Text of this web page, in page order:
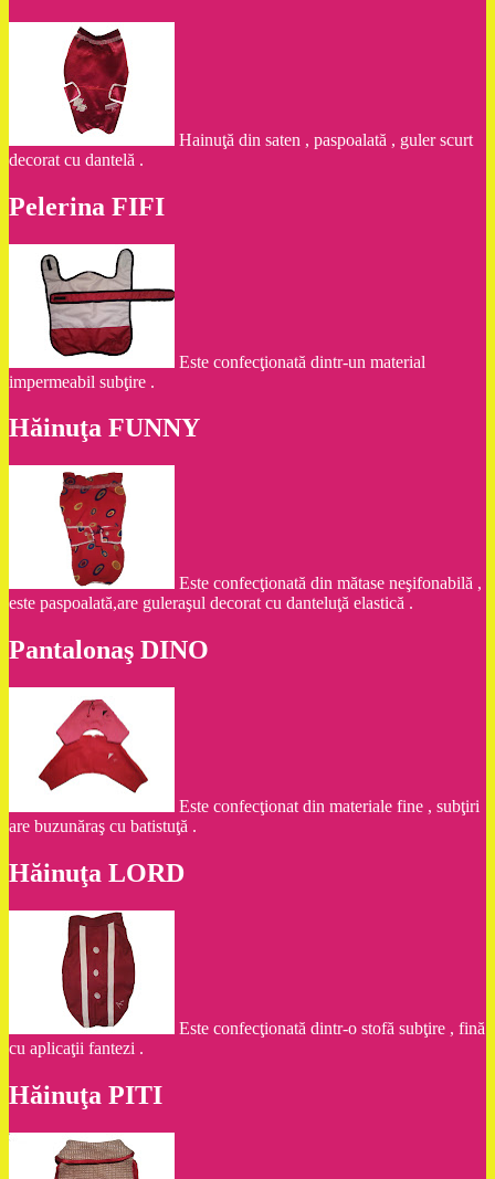
Hainuţă din saten , paspoalată , guler scurt
decorat cu dantelă .
Pelerina FIFI
Este confecţionată dintr-un material
impermeabil subţire .
Hăinuţa FUNNY
Este confecţionată din mătase neşifonabilă ,
este paspoalată,are guleraşul decorat cu danteluţă elastică .
Pantalonaş DINO
Este confecţionat din materiale fine , subţiri
are buzunăraş cu batistuţă .
Hăinuţa LORD
Este confecţionată dintr-o stofă subţire , fină
cu aplicaţii fantezi .
Hăinuţa PITI